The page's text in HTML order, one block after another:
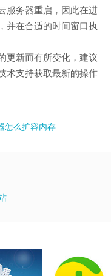
服务器重启，因此在进
并在合适的时间窗口执
更新而有所变化，建议
术支持获取最新的操作
怎么扩容内存